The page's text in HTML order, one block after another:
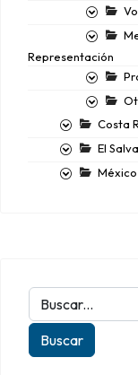
Representación
Costa
El
México